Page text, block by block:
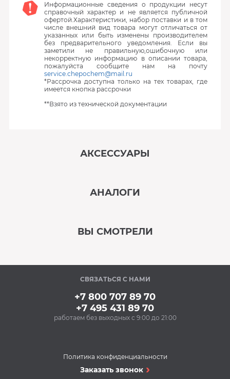
Информационные сведения о продукции несут
справочный характер и не является публичной
офертой.Характеристики, набор поставки и в том
числе внешний вид товара могут отличаться от
указанных или быть изменены производителем
без предварительного уведомления. Если вы
заметили не правильную,ошибочную или
некорректную информацию в описании товара,
пожалуйста сообщите нам на почту
service.chepochem@mail.ru
*Рассрочка доступна только на тех товарах, где
имеется кнопка рассрочки
**Взято из технической документации
АКСЕССУАРЫ
машин BON BN-165
(500 мл)
300 Р
АНАЛОГИ
Посудомоечная
ВЫ СМОТРЕЛИ
В наличии
СВЯЗАТЬСЯ С НАМИ
+7 800 707 89 70
+7 495 431 89 70
работаем без выходных с 9:00 до 21:00
Политика конфиденциальности
Заказать звонок